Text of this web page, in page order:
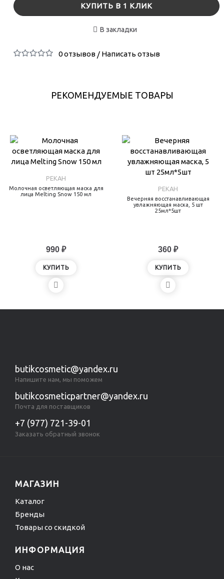
КУПИТЬ В 1 КЛИК
В закладки
0 отзывов/ Написать отзыв
РЕКОМЕНДУЕМЫЕ ТОВАРЫ
PEKAH
Молочная осветляющая маска для
лица Melting Snow 150 мл
990 ₽
КУПИТЬ
PEKAH
Вечерняя восстанавливающая
увлажняющая маска, 5 шт
25мл*5шт
360 ₽
КУПИТЬ
butikcosmetic@yandex.ru
Напишите нам, мы поможем
butikcosmeticpartner@yandex.ru
Почта для поставщиков
+7 (977) 721-39-01
Заказать обратный звонок
МАГАЗИН
Каталог
Бренды
Товары со скидкой
ИНФОРМАЦИЯ
О нас